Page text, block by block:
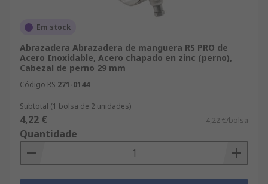
Em stock
Abrazadera Abrazadera de manguera RS PRO de
Acero Inoxidable, Acero chapado en zinc (perno),
Cabezal de perno 29 mm
Código RS 271-0144
Subtotal (1 bolsa de 2 unidades)
4,22 € 4,22 €/bolsa
Quantidade